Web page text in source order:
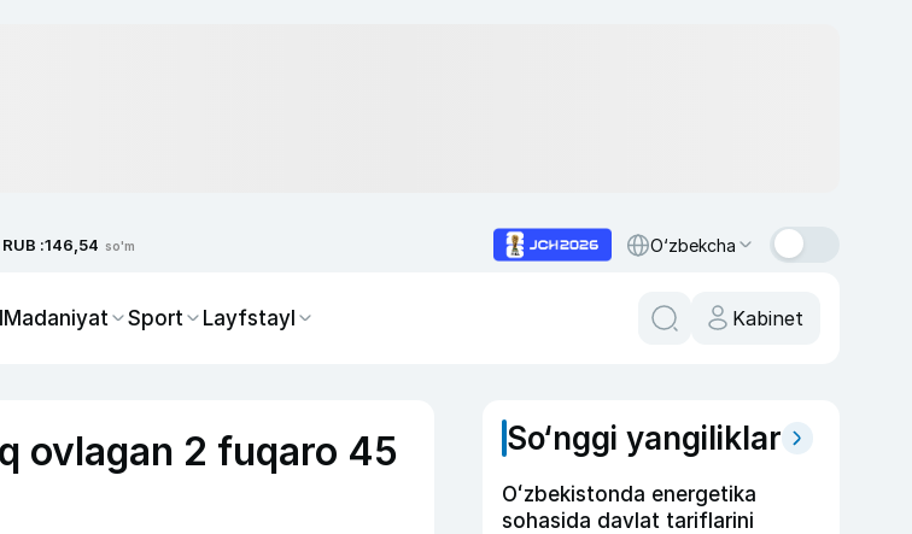
RUB :146,54 so'm O‘zbekcha
Madaniyat Sport Layfstayl Kabinet
ovlagan 2 fuqaro 45
So‘nggi yangiliklar
Oʻzbekistonda energetika
sohasida davlat tariflarini